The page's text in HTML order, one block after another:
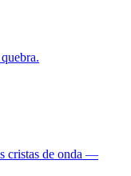
cristas de onda —